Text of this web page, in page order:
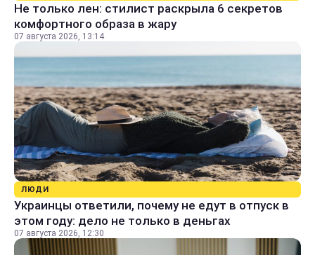
Не только лен: стилист раскрыла 6 секретов
комфортного образа в жару
07 августа 2026, 13:14
ЛЮДИ
Украинцы ответили, почему не едут в отпуск в
этом году: дело не только в деньгах
07 августа 2026, 12:30